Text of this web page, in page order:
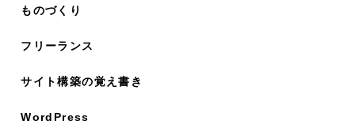
ものづくり
フリーランス
サイト構築の覚え書き
WordPress